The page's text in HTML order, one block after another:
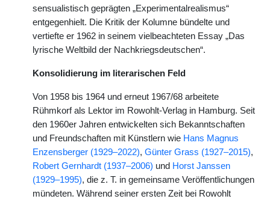
sensualistisch geprägten „Experimentalrealismus“
entgegenhielt. Die Kritik der Kolumne bündelte und
vertiefte er 1962 in seinem vielbeachteten Essay „Das
lyrische Weltbild der Nachkriegsdeutschen“.
Konsolidierung im literarischen Feld
Von 1958 bis 1964 und erneut 1967/68 arbeitete
Rühmkorf als Lektor im Rowohlt-Verlag in Hamburg. Seit
den 1960er Jahren entwickelten sich Bekanntschaften
und Freundschaften mit Künstlern wie Hans Magnus
Enzensberger (1929–2022), Günter Grass (1927–2015),
Robert Gernhardt (1937–2006) und Horst Janssen
(1929–1995), die z. T. in gemeinsame Veröffentlichungen
mündeten. Während seiner ersten Zeit bei Rowohlt